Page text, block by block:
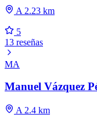
A 2.23 km
5
13 reseñas
MA
Manuel Vázquez
A 2.4 km